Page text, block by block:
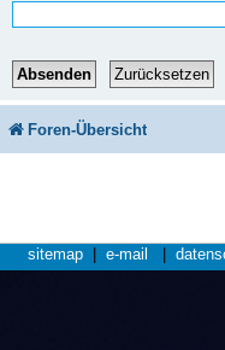
Foren-Übersicht
sitemap e-mail